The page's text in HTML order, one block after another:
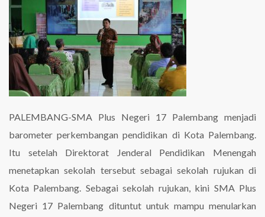
Rujukan
Pilih
Bugemm
Sebagai
Program
Unggulan
PALEMBANG-SMA Plus Negeri 17 Palembang menjadi
barometer perkembangan pendidikan di Kota Palembang.
Itu setelah Direktorat Jenderal Pendidikan Menengah
menetapkan sekolah tersebut sebagai sekolah rujukan di
Kota Palembang. Sebagai sekolah rujukan, kini SMA Plus
Negeri 17 Palembang dituntut untuk mampu menularkan